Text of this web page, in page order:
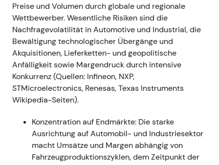
GJ2023-Umsatz €16,309 Mrd.;
Segmentergebnismarge 27,0 %; Management
hob die Prognose im Jahresverlauf mehrfach
an (finale Jahresprognose ca. €16,2 Mrd. nach
konsekutiven Übertreffungen), getragen von
anhaltend starker Nachfrage in Automotive,
Energie und Industrie[29],[38]
Infineon festigte die Wahrnehmung als
„Compounder" — gleichzeitiges Umsatz- und
günstigen Produktmix und Währungseffekte;
Anleger positionierten sich in Infineon für
Elektrifizierungs- und Energiethemen[29],
Rally mit neuen Hochs — Momentum-Profil, da
Preise und Volumen durch globale und regionale
Wettbewerber. Wesentliche Risiken sind die
Nachfragevolatilität in Automotive und Industrial, die
Bewältigung technologischer Übergänge und
Akquisitionen, Lieferketten- und geopolitische
Anfälligkeit sowie Margendruck durch intensive
Konkurrenz (Quellen: Infineon, NXP,
STMicroelectronics, Renesas, Texas Instruments
Wikipedia-Seiten).
Konzentration auf Endmärkte: Die starke
Ausrichtung auf Automobil- und Industriesektor
macht Umsätze und Margen abhängig von
Fahrzeugproduktionszyklen, dem Zeitpunkt der